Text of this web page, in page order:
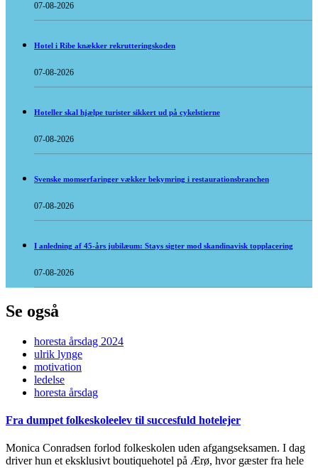
07-08-2026
Hotel i Ribe knækker rekrutteringskoden
07-08-2026
Hoteller skal hjælpe turister sikkert ud på cykelstierne
07-08-2026
Svenske momserfaringer vækker bekymring i restaurationsbranchen
07-08-2026
I anledning af 45-års jubilæum: Stays sigter mod skandinavisk topplacering
07-08-2026
Se også
horesta årsdag 2024
ulrik lynge
motivation
ledelse
horesta årsdag
Fra dumpet folkeskoleelev til succesfuld hotelejer
Monica Conradsen forlod folkeskolen uden afgangseksamen. I dag
driver hun et eksklusivt boutiquehotel på Ærø, hvor gæster fra hele